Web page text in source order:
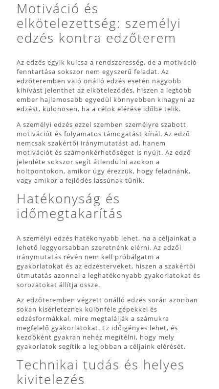
Motiváció és
elkötelezettség: személyi
edzés kontra edzőterem
Az edzés egyik kulcsa a rendszeresség, de a motiváció
fenntartása sokszor nem egyszerű feladat. Az
edzőteremben való önálló edzés esetén nagyobb
kihívást jelenthet az elköteleződés, hiszen a legtöbb
ember hajlamosabb egyedül könnyebben kihagyni az
edzést, különösen, ha a célok elérése időbe telik.
A személyi edzés ezzel szemben személyre szabott
motivációt és folyamatos támogatást kínál. Az edző
nemcsak szakértői iránymutatást ad, hanem
motivációt és számonkérhetőséget is nyújt. Az edző
jelenléte sokszor segít átlendülni azokon a
holtpontokon, amikor úgy érezzük, hogy feladnánk,
vagy amikor a fejlődés lassúnak tűnik.
Hatékonyság és
időmegtakarítás
A személyi edzés hatékonyabb lehet, ha a céljainkat a
lehető leggyorsabban szeretnénk elérni. Az edzői
iránymutatás révén nem kell próbálgatni a
gyakorlatokat és az edzésterveket, hiszen a szakértői
útmutatás azonnal a leghatékonyabb gyakorlatokat és
sorozatokat állítja össze.
Az edzőteremben végzett önálló edzés során azonban
sokan kísérleteznek különféle gépekkel és
edzésformákkal, mire megtalálják a számukra
megfelelő gyakorlatokat. Ez időigényes lehet, és
kezdőként gyakran nehéz megítélni, hogy mely
gyakorlatok segítik a legjobban a céljaink elérését.
Technikai tudás és helyes
kivitelezés